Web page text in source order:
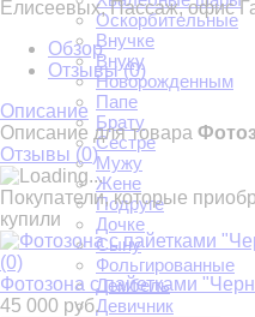
Оскорбительные
Внучке
Внуку
Новорожденным
Папе
Брату
Сестре
Мужу
Жене
Подруге
Дочке
Сыну
Фольгированные
Дембель
Девичник
Елисеевых, Пассаж, офис
Обзор
Отзывы (0)
Описание
Описание для товара
Отзывы (0)
Покупатели, которые
купили
(0)
Фотозона с пайетками
45 000 руб.